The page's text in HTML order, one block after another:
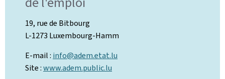
19, rue de Bitbourg
L-1273 Luxembourg-Hamm
E-mail : info@adem.etat.lu
Site :www.adem.public.lu